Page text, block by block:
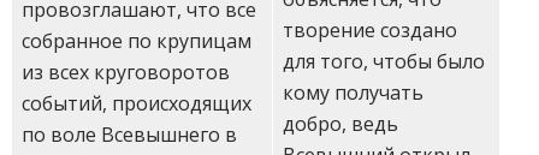
провозглашают, что все
собранное по крупицам
из всех круговоротов
событий, происходящих
по воле Всевышнего в
творение создано
для того, чтобы было
кому получать
добро, ведь